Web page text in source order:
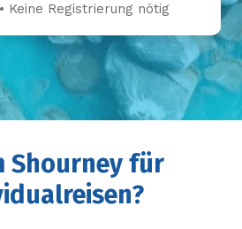
Keine Registrierung nötig
Shourney für